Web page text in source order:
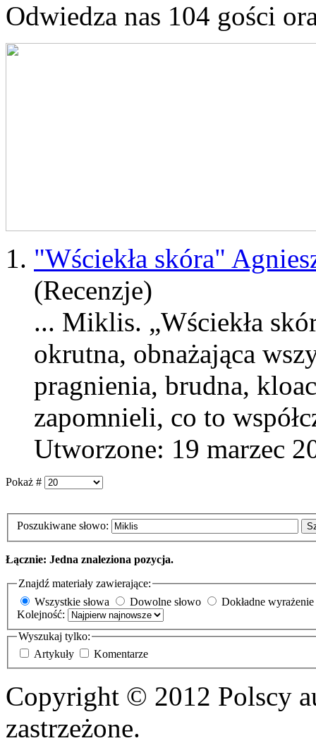
Odwiedza nas 104 gości
1. "Wściekła skóra"
(Recenzje)
... Miklis. „Wściekła
okrutna, obnażająca
pragnienia, brudna,
zapomnieli, co to
Utworzone: 19 marzec
Pokaż #
Poszukiwane słowo:
Łącznie: Jedna znaleziona pozycja.
Znajdź materiały zawierające:
Wszystkie słowa
Dowolne słowo
Dokładne wyrażenie
Kolejność:
Wyszukaj tylko:
Artykuły
Komentarze
Copyright © 2012 Polscy
zastrzeżone.